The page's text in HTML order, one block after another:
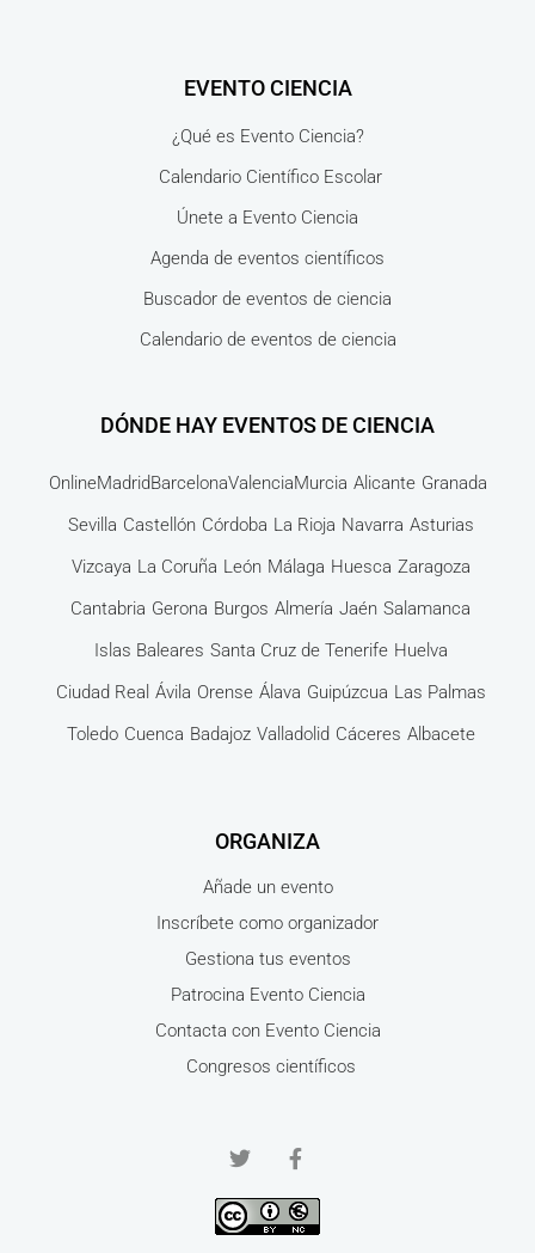
EVENTO CIENCIA
¿Qué es Evento Ciencia?
Calendario Científico Escolar
Únete a Evento Ciencia
Agenda de eventos científicos
Buscador de eventos de ciencia
Calendario de eventos de ciencia
DÓNDE HAY EVENTOS DE CIENCIA
OnlineMadridBarcelonaValenciaMurcia Alicante Granada
Sevilla Castellón Córdoba La Rioja Navarra Asturias
Vizcaya La Coruña León Málaga Huesca Zaragoza
Cantabria Gerona Burgos Almería Jaén Salamanca
Islas Baleares Santa Cruz de Tenerife Huelva
Ciudad Real Ávila Orense Álava Guipúzcua Las Palmas
Toledo Cuenca Badajoz Valladolid Cáceres Albacete
ORGANIZA
Añade un evento
Inscríbete como organizador
Gestiona tus eventos
Patrocina Evento Ciencia
Contacta con Evento Ciencia
Congresos científicos